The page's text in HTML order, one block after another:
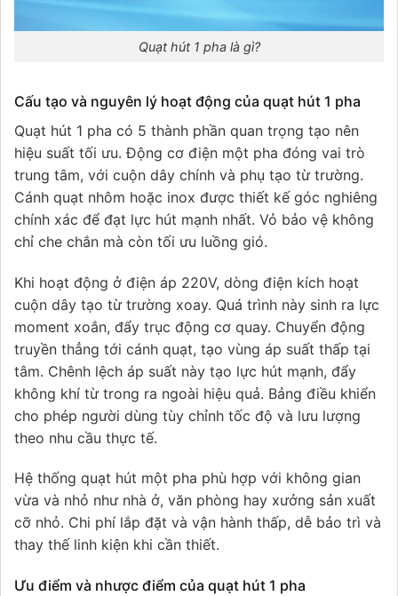
Quạt hút 1 pha là gì?
Cấu tạo và nguyên lý hoạt động của quạt hút 1 pha
Quạt hút 1 pha có 5 thành phần quan trọng tạo nên
hiệu suất tối ưu. Động cơ điện một pha đóng vai trò
trung tâm, với cuộn dây chính và phụ tạo từ trường.
Cánh quạt nhôm hoặc inox được thiết kế góc nghiêng
chính xác để đạt lực hút mạnh nhất. Vỏ bảo vệ không
chỉ che chắn mà còn tối ưu luồng gió.
Khi hoạt động ở điện áp 220V, dòng điện kích hoạt
cuộn dây tạo từ trường xoay. Quá trình này sinh ra lực
moment xoắn, đẩy trục động cơ quay. Chuyển động
truyền thẳng tới cánh quạt, tạo vùng áp suất thấp tại
tâm. Chênh lệch áp suất này tạo lực hút mạnh, đẩy
không khí từ trong ra ngoài hiệu quả. Bảng điều khiển
cho phép người dùng tùy chỉnh tốc độ và lưu lượng
theo nhu cầu thực tế.
Hệ thống quạt hút một pha phù hợp với không gian
vừa và nhỏ như nhà ở, văn phòng hay xưởng sản xuất
cỡ nhỏ. Chi phí lắp đặt và vận hành thấp, dễ bảo trì và
thay thế linh kiện khi cần thiết.
Ưu điểm và nhược điểm của quạt hút 1 pha